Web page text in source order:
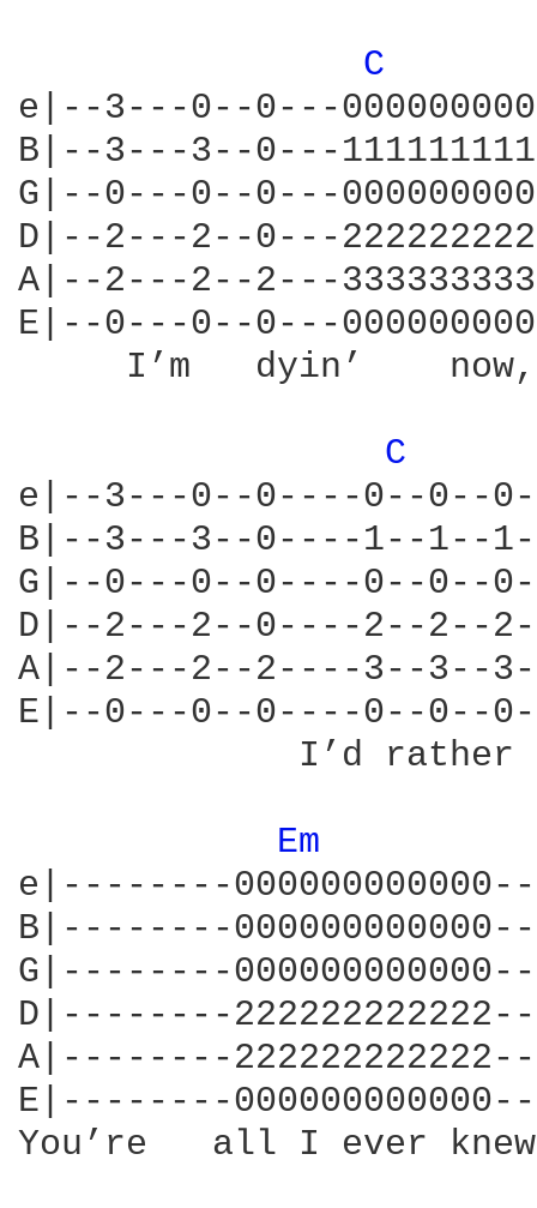
C
e|--3---0--0---
B|--3---3--0---
G|--0---0--0---
D|--2---2--0---
A|--2---2--2---
E|--0---0--0---
I’m   dyin’
C
e|--3---0--0----0--0--
B|--3---3--0----1--1--
G|--0---0--0----0--0--
D|--2---2--0----2--2--
A|--2---2--2----3--3--
E|--0---0--0----0--0--
I’d rather
Em
e|--------
B|--------
G|--------
D|--------
A|--------
E|--------
You’re   all I ever